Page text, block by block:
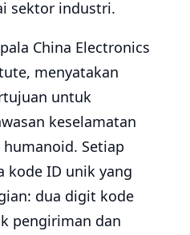
sektor industri.
China Electronics
menyatakan
untuk
keselamatan
Setiap
kode ID unik yang
dua digit kode
pengiriman dan